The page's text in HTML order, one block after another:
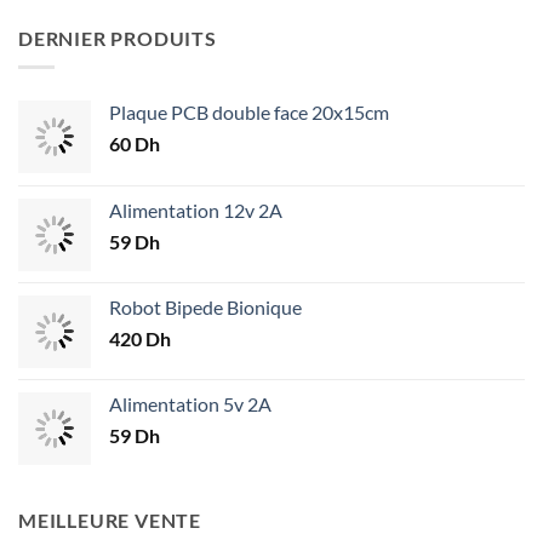
DERNIER PRODUITS
Plaque PCB double face 20x15cm
60 Dh
Alimentation 12v 2A
59 Dh
Robot Bipede Bionique
420 Dh
Alimentation 5v 2A
59 Dh
MEILLEURE VENTE